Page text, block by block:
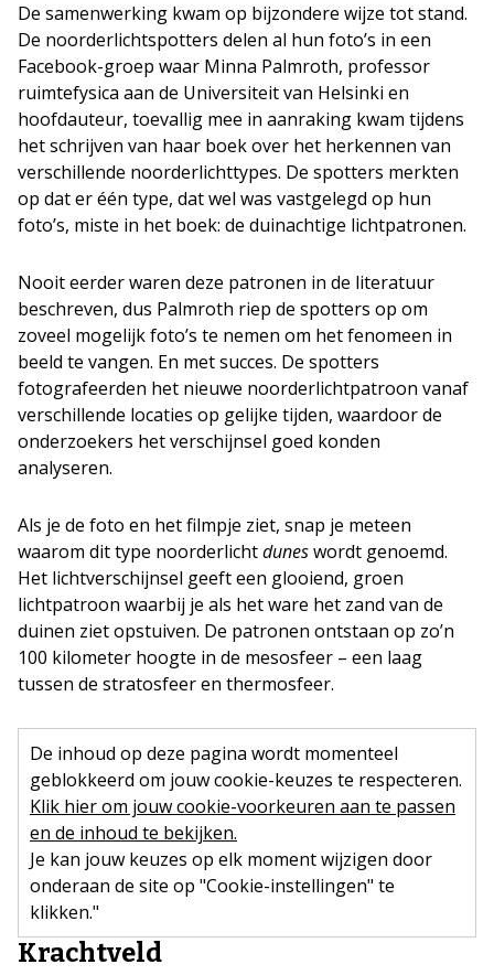
De samenwerking kwam op bijzondere wijze tot stand.
De noorderlichtspotters delen al hun foto’s in een
Facebook-groep waar Minna Palmroth, professor
ruimtefysica aan de Universiteit van Helsinki en
hoofdauteur, toevallig mee in aanraking kwam tijdens
het schrijven van haar boek over het herkennen van
verschillende noorderlichttypes. De spotters merkten
op dat er één type, dat wel was vastgelegd op hun
foto’s, miste in het boek: de duinachtige lichtpatronen.
Nooit eerder waren deze patronen in de literatuur
beschreven, dus Palmroth riep de spotters op om
zoveel mogelijk foto’s te nemen om het fenomeen in
beeld te vangen. En met succes. De spotters
fotografeerden het nieuwe noorderlichtpatroon vanaf
verschillende locaties op gelijke tijden, waardoor de
onderzoekers het verschijnsel goed konden
analyseren.
Als je de foto en het filmpje ziet, snap je meteen
waarom dit type noorderlichtduneswordt genoemd.
Het lichtverschijnsel geeft een glooiend, groen
lichtpatroon waarbij je als het ware het zand van de
duinen ziet opstuiven. De patronen ontstaan op zo’n
100 kilometer hoogte in de mesosfeer – een laag
tussen de stratosfeer en thermosfeer.
De inhoud op deze pagina wordt momenteel
geblokkeerd om jouw cookie-keuzes te respecteren.
Klik hier om jouw cookie-voorkeuren aan te passen
en de inhoud te bekijken.
Je kan jouw keuzes op elk moment wijzigen door
onderaan de site op "Cookie-instellingen" te
klikken."
Krachtveld